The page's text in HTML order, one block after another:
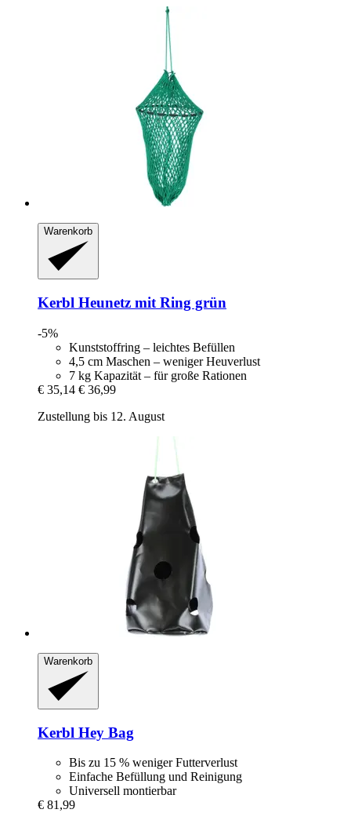
Warenkorb
Kerbl Heunetz mit Ring grün
-5%
Kunststoffring – leichtes Befüllen
4,5 cm Maschen – weniger Heuverlust
7 kg Kapazität – für große Rationen
€ 35,14 € 36,99
Zustellung bis 12. August
Warenkorb
Kerbl Hey Bag
Bis zu 15 % weniger Futterverlust
Einfache Befüllung und Reinigung
Universell montierbar
€ 81,99